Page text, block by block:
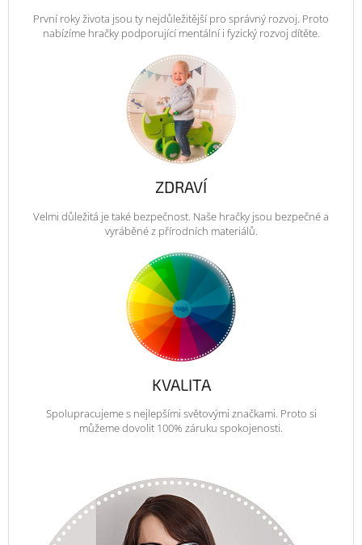
První roky života jsou ty nejdůležitější pro správný rozvoj. Proto
nabízíme hračky podporující mentální i fyzický rozvoj dítěte.
ZDRAVÍ
Velmi důležitá je také bezpečnost. Naše hračky jsou bezpečné a
vyráběné z přírodních materiálů.
KVALITA
Spolupracujeme s nejlepšími světovými značkami. Proto si
můžeme dovolit 100% záruku spokojenosti.